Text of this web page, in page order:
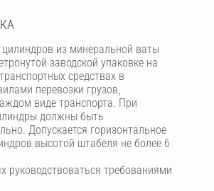
цилиндров из минеральной ваты
заводской упаковке на
средствах в
перевозки грузов,
виде транспорта. При
должны быть
Допускается горизонтальное
высотой штабеля не более 6
руководствоваться требованиями